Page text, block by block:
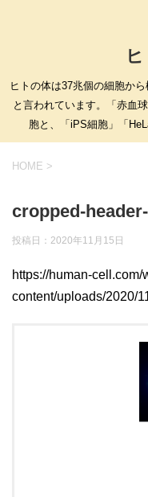
ヒトの体は37兆個の細胞か
と言われています。「赤血
胞と、「iPS細胞」「
HOME >
cropped-
投稿日： 2020年11月15日
https://human-cell.com/
content/uploads/2020/